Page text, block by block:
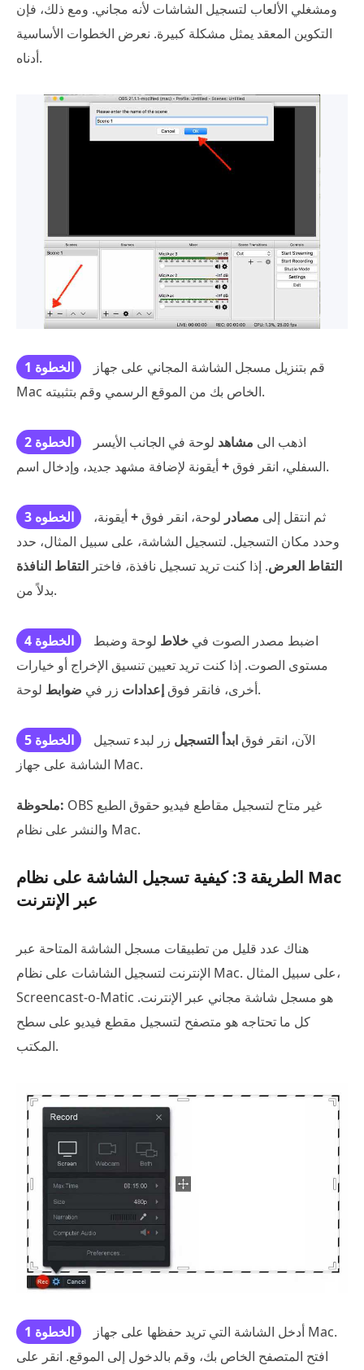
ومشغلي الألعاب لتسجيل الشاشات لأنه مجاني. ومع ذلك، فإن
التكوين المعقد يمثل مشكلة كبيرة. نعرض الخطوات الأساسية
أدناه.
الخطوة 1
قم بتنزيل مسجل الشاشة المجاني على جهاز
Mac الخاص بك من الموقع الرسمي وقم بتثبيته.
الخطوة 2 اذهب الى مشاهد لوحة في الجانب الأيسر
السفلي، انقر فوق+ أيقونة لإضافة مشهد جديد، وإدخال اسم.
الخطوه 3 ثم انتقل إلى مصادر لوحة، انقر فوق+أيقونة،
وحدد مكان التسجيل. لتسجيل الشاشة، على سبيل المثال، حدد
التقاط العرض. إذا كنت تريد تسجيل نافذة، فاختر التقاط النافذة
بدلاً من.
الخطوة 4 اضبط مصدر الصوت في خلاط لوحة وضبط
مستوى الصوت. إذا كنت تريد تعيين تنسيق الإخراج أو خيارات
أخرى، فانقر فوقإعدادات زر في ضوابط لوحة.
الخطوة 5 الآن، انقر فوقابدأ التسجيل زر لبدء تسجيل
الشاشة على جهاز Mac.
ملحوظة: OBS غير متاح لتسجيل مقاطع فيديو حقوق الطبع
والنشر على نظام Mac.
الطريقة 3: كيفية تسجيل الشاشة على نظام Mac
عبر الإنترنت
هناك عدد قليل من تطبيقات مسجل الشاشة المتاحة عبر
الإنترنت لتسجيل الشاشات على نظام Mac. على سبيل المثال،
Screencast-o-Matic هو مسجل شاشة مجاني عبر الإنترنت.
كل ما تحتاجه هو متصفح لتسجيل مقطع فيديو على سطح
المكتب.
الخطوة 1
أدخل الشاشة التي تريد حفظها على جهاز Mac.
افتح المتصفح الخاص بك، وقم بالدخول إلى الموقع. انقر على